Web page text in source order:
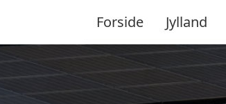
Forside Jylland